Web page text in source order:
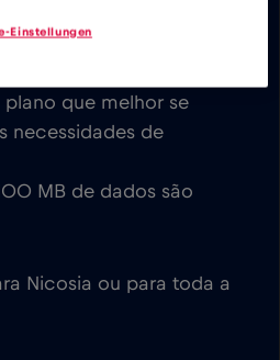
imediata em dispositivos
que melhor se
necessidades de
MB de dados são
Nicosia ou para toda a
Einstellungen